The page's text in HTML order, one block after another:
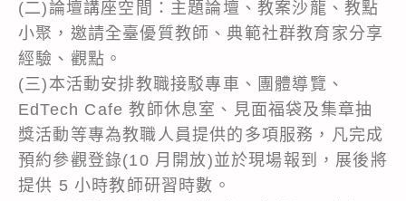
(二)論壇講座空間：主題論壇、教案沙龍、教點
小聚，邀請全臺優質教師、典範社群教育家分享
經驗、觀點。
(三)本活動安排教職接駁專車、團體導覽、
EdTech Cafe 教師休息室、見面福袋及集章抽
獎活動等專為教職人員提供的多項服務，凡完成
預約參觀登錄(10 月開放)並於現場報到，展後將
提供 5 小時教師研習時數。